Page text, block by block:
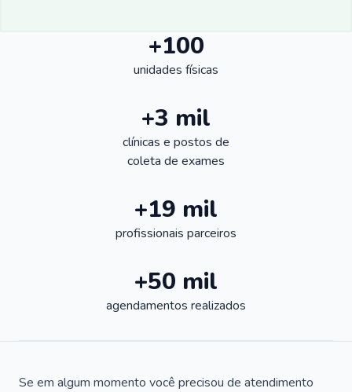
+100
unidades físicas
+3 mil
clínicas e postos de
coleta de exames
+19 mil
profissionais parceiros
+50 mil
agendamentos realizados
Se em algum momento você precisou de atendimento